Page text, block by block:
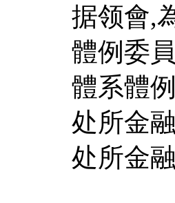
据领會,
體例委
體系體
处所金
处所金